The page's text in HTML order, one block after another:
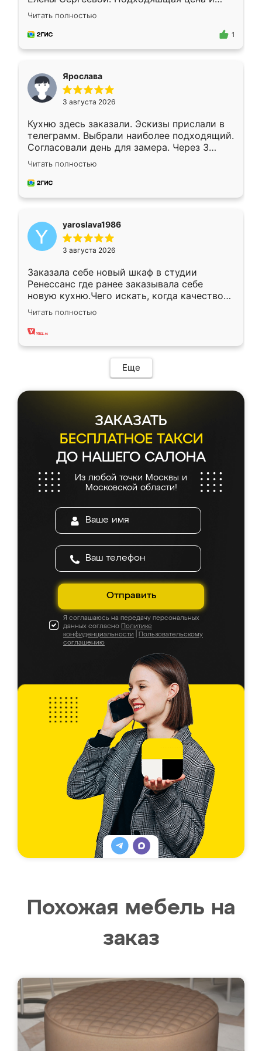
короткие сроки изготовления. Приехавший
для замера сотрудник Владислав
предложил по моему эскизу самый
Читать полностью
1
Ярослава
3 августа 2026
Кухню здесь заказали. Эскизы прислали в
телеграмм. Выбрали наиболее подходящий.
Согласовали день для замера. Через 3
недели кухня была уже готова. Остались
довольны работой. Спасибо Ренессанс
мебель за качественную работу!
Читать полностью
yaroslava1986
3 августа 2026
Заказала себе новый шкаф в студии
Ренессанс где ранее заказывала себе
новую кухню.Чего искать, когда качеством
вполне довольна. Служит кухня уже почти
два года, нареканий нет.
Читать полностью
Еще
ЗАКАЗАТЬ
БЕСПЛАТНОЕ ТАКСИ
ДО НАШЕГО САЛОНА
Из любой точки Москвы и
Московской области!
Отправить
Я соглашаюсь на передачу персональных
данных согласно Политике
конфиденциальности
Пользовательскому
соглашению
Похожая мебель на
заказ